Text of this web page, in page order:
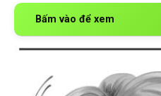
Bấm vào để xem